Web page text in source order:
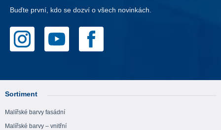
Buďte první, kdo se dozví o všech novinkách.
Sortiment
Malířské barvy fasádní
Malířské barvy – vnitřní